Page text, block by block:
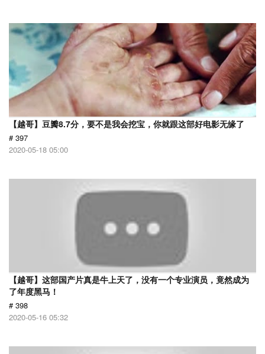
【越哥】豆瓣8.7分，要不是我会挖宝，你就跟这部好电影无缘了
# 397
2020-05-18 05:00
【越哥】这部国产片真是牛上天了，没有一个专业演员，竟然成为
了年度黑马！
# 398
2020-05-16 05:32